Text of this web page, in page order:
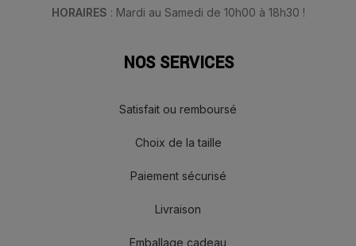
HORAIRES : Mardi au Samedi de 10h00 à 18h30 !
NOS SERVICES
Satisfait ou remboursé
Choix de la taille
Paiement sécurisé
Livraison
Emballage cadeau